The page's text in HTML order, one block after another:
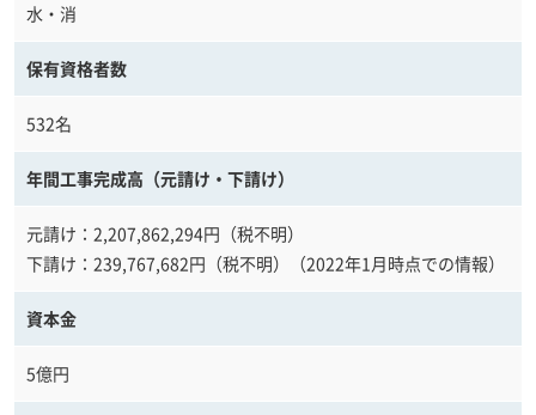
水・消
保有資格者数
532名
年間工事完成高（元請け・下請け）
元請け：2,207,862,294円（税不明）
下請け：239,767,682円（税不明）（2022年1月時点での情報）
資本金
5億円